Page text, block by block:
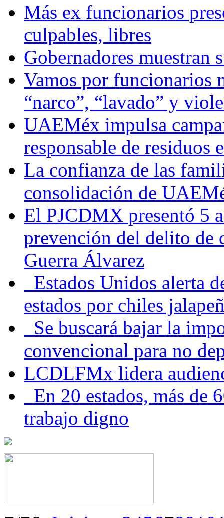
Más ex funcionarios
culpables, libres
Gobernadores muestran
Vamos por funcionarios
“narco”, “lavado” y
UAEMéx impulsa
responsable de residuos
La confianza de las
consolidación de
El PJCDMX presentó 5
prevención del delito de
Guerra Álvarez
Estados Unidos alerta
estados por chiles
Se buscará bajar la
convencional para no
LCDLFMx lidera
En 20 estados, más de
trabajo digno